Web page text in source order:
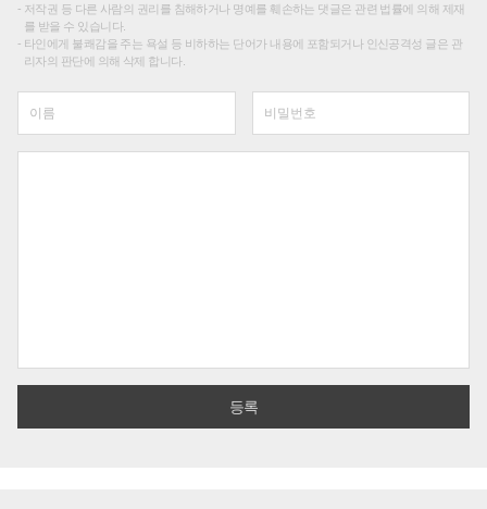
저작권 등 다른 사람의 권리를 침해하거나 명예를 훼손하는 댓글은 관련 법률에 의해 제재
를 받을 수 있습니다.
타인에게 불쾌감을 주는 욕설 등 비하하는 단어가 내용에 포함되거나 인신공격성 글은 관
리자의 판단에 의해 삭제 합니다.